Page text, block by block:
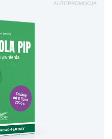
AUTOPROMOCJA